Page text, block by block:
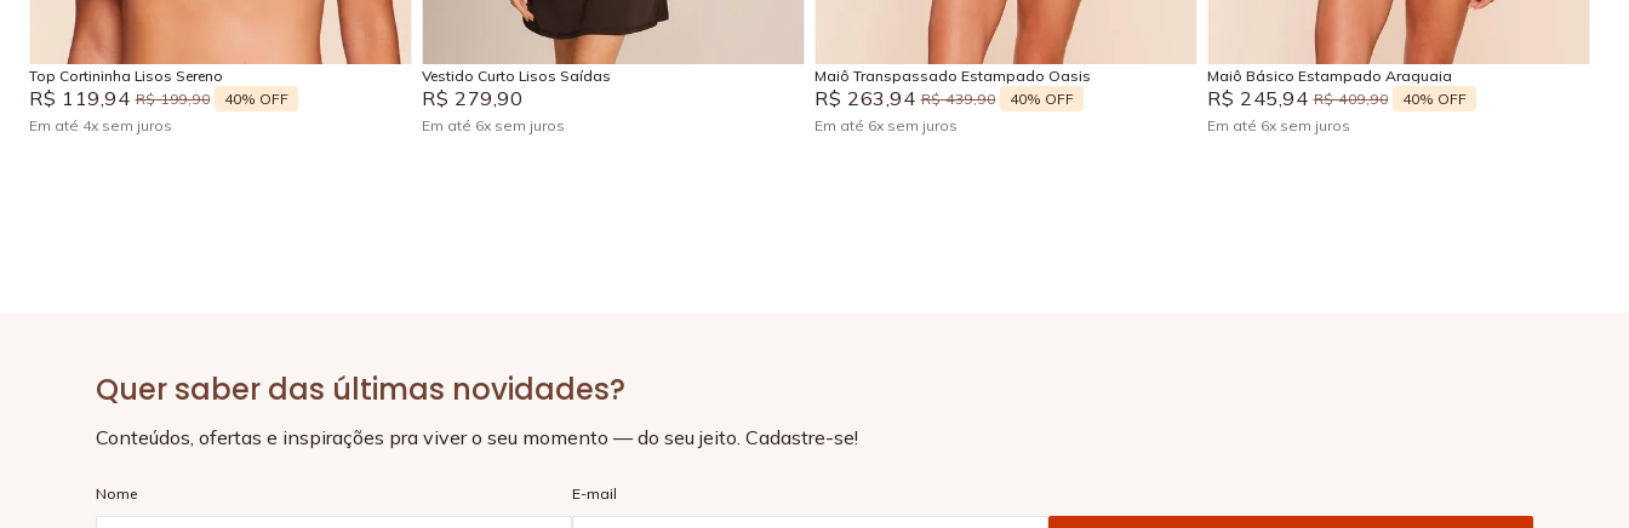
Top Cortininha Lisos Sereno
R$ 119,94 R$ 199,90 40% OFF
Em até 4x sem juros
Adicionar na sacola
Vestido Curto Lisos Saídas
R$ 279,90
Em até 6x sem juros
Adicionar na sacola
Maiô Transpassado Estampado Oasis
R$ 263,94 R$ 439,90 40% OFF
Em até 6x sem juros
Adicionar na sacola
Maiô Básico Estampado Araguaia
R$ 245,94 R$ 409,90 40% OFF
Em até 6x sem juros
Quer saber das últimas novidades?
Conteúdos, ofertas e inspirações pra viver o seu momento — do seu jeito. Cadastre-se!
Nome E-mail